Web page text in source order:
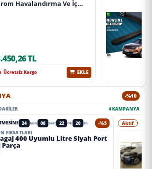
Havalandırma Ve İç
TL
Ücretsiz Kargo EKLE
-%10
4 KAMPANYA
-%5
24 Gün 06 Saat 22 Dk 18 Sn
FIRSATLARI
400 Uyumlu Litre Siyah Port
Parça
Aktif